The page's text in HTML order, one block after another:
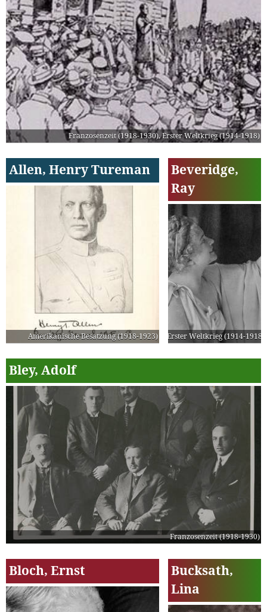
Franzosenzeit (1918-1930),Erster Weltkrieg (1914-1918)
Amerikanische Besatzung (1918-1923)
Allen, Henry Tureman
Erster Weltkrieg (1914-1918)
Beveridge,
Ray
Franzosenzeit (1918-1930)
Bley, Adolf
Bloch, Ernst
Bucksath,
Lina